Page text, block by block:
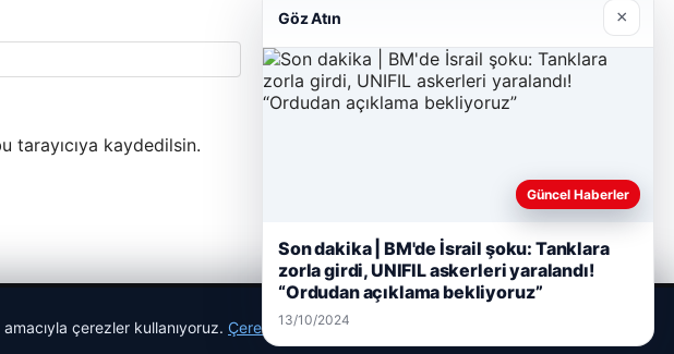
tarayıcıya kaydedilsin.
çerezler kullanıyoruz. Çerez Politikamız
Göz Atın ×
Güncel Haberler
Son dakika | BM'de İsrail şoku: Tanklara
zorla girdi, UNIFIL askerleri yaralandı!
“Ordudan açıklama bekliyoruz”
13/10/2024